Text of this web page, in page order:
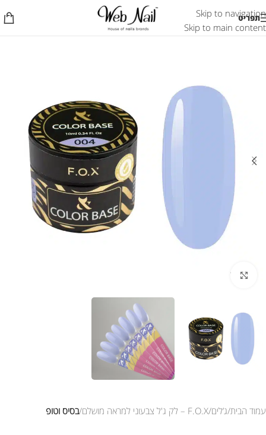
Skip to navigation
Skip to main content
תפריט
אזל המלאי
לחץ להגדלת התמונה
עמוד הבית ג’לים F.O.X – לק ג'ל צבעוני למראה מושלם בסיס וטופ